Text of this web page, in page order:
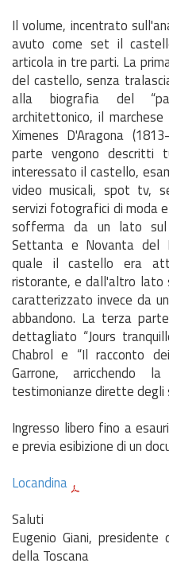
Il volume, incentrato
avuto come set il
articola in tre parti. La
del castello, senza
alla biografia del
architettonico, il marchese
Ximenes D'Aragona
parte vengono descritti
interessato il castello,
video musicali, spot tv,
servizi fotografici di moda
sofferma da un lato
Settanta e Novanta del
quale il castello era
ristorante, e dall'altro lato
caratterizzato invece da
abbandono. La terza
dettagliato “Jours
Chabrol e “Il racconto
Garrone, arricchendo
testimonianze dirette degli
Ingresso libero fino a
e previa esibizione di un
Locandina
Saluti
Eugenio Giani, presidente
della Toscana